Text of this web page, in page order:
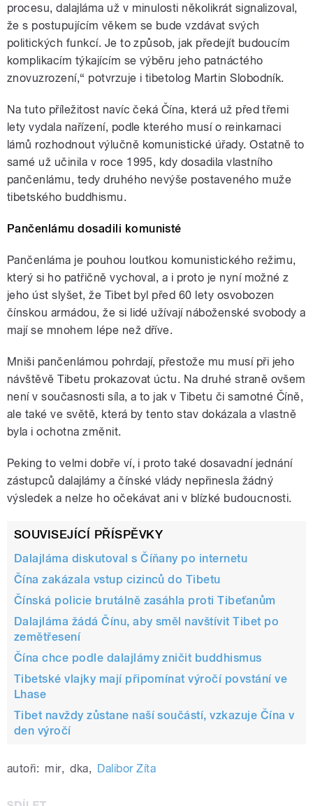
procesu, dalajláma už v minulosti několikrát signalizoval,
že s postupujícím věkem se bude vzdávat svých
politických funkcí. Je to způsob, jak předejít budoucím
komplikacím týkajícím se výběru jeho patnáctého
znovuzrození,“ potvrzuje i tibetolog Martin Slobodník.
Na tuto příležitost navíc čeká Čína, která už před třemi
lety vydala nařízení, podle kterého musí o reinkarnaci
lámů rozhodnout výlučně komunistické úřady. Ostatně to
samé už učinila v roce 1995, kdy dosadila vlastního
pančenlámu, tedy druhého nevýše postaveného muže
tibetského buddhismu.
Pančenlámu dosadili komunisté
Pančenláma je pouhou loutkou komunistického režimu,
který si ho patřičně vychoval, a i proto je nyní možné z
jeho úst slyšet, že Tibet byl před 60 lety osvobozen
čínskou armádou, že si lidé užívají náboženské svobody a
mají se mnohem lépe než dříve.
Mniši pančenlámou pohrdají, přestože mu musí při jeho
návštěvě Tibetu prokazovat úctu. Na druhé straně ovšem
není v současnosti síla, a to jak v Tibetu či samotné Číně,
ale také ve světě, která by tento stav dokázala a vlastně
byla i ochotna změnit.
Peking to velmi dobře ví, i proto také dosavadní jednání
zástupců dalajlámy a čínské vlády nepřinesla žádný
výsledek a nelze ho očekávat ani v blízké budoucnosti.
SOUVISEJÍCÍ PŘÍSPĚVKY
Dalajláma diskutoval s Číňany po internetu
Čína zakázala vstup cizinců do Tibetu
Čínská policie brutálně zasáhla proti Tibeťanům
Dalajláma žádá Čínu, aby směl navštívit Tibet po
zemětřesení
Čína chce podle dalajlámy zničit buddhismus
Tibetské vlajky mají připomínat výročí povstání ve
Lhase
Tibet navždy zůstane naší součástí, vzkazuje Čína v
den výročí
autoři: mir, dka, Dalibor Zíta